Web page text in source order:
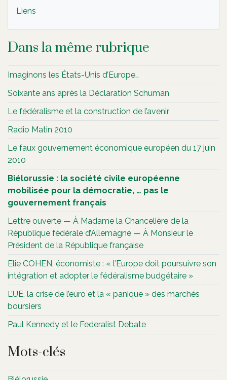
Liens
Dans la même rubrique
Imaginons les États-Unis d’Europe…
Soixante ans après la Déclaration Schuman
Le fédéralisme et la construction de l’avenir
Radio Matin 2010
Le faux gouvernement économique européen du 17 juin
2010
Biélorussie : la société civile européenne
mobilisée pour la démocratie, … pas le
gouvernement français
Lettre ouverte — À Madame la Chancelière de la
République fédérale d’Allemagne — À Monsieur le
Président de la République française
Elie COHEN, économiste : « l’Europe doit poursuivre son
intégration et adopter le fédéralisme budgétaire »
L’UE, la crise de l’euro et la « panique » des marchés
boursiers
Paul Kennedy et le Federalist Debate
Mots-clés